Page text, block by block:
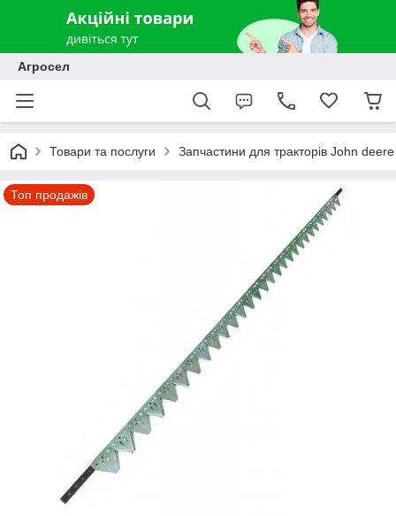
Агросел
Товари та послуги Запчастини для тракторів John deere
Топ продажів